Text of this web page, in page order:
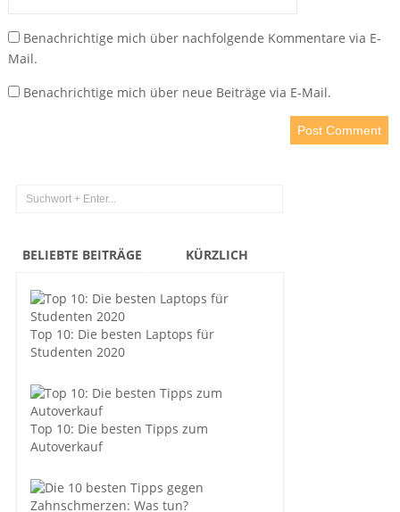
Benachrichtige mich über nachfolgende Kommentare via E-
Mail.
Benachrichtige mich über neue Beiträge via E-Mail.
BELIEBTE BEITRÄGE KÜRZLICH
Top 10: Die besten Laptops für
Studenten 2020
Top 10: Die besten Tipps zum
Autoverkauf